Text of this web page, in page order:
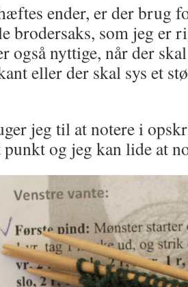
ender, er der brug
brodersaks, som jeg er
også nyttige, når der
eller der skal sys et
jeg til at notere i
punkt og jeg kan lide at